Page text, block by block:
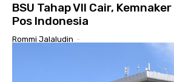
BSU Tahap VII Cair,
Pos Indonesia
Rommi Jalaludin -